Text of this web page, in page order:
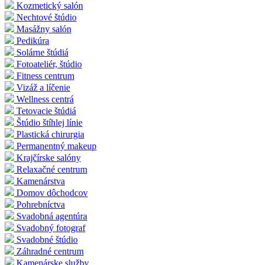
Kozmetický salón
Nechtové štúdio
Masážny salón
Pedikúra
Solárne štúdiá
Fotoateliér, štúdio
Fitness centrum
Vizáž a líčenie
Wellness centrá
Tetovacie štúdiá
Štúdio štíhlej línie
Plastická chirurgia
Permanentný makeup
Krajčírske salóny
Relaxačné centrum
Kamenárstva
Domov dôchodcov
Pohrebníctva
Svadobná agentúra
Svadobný fotograf
Svadobné štúdio
Záhradné centrum